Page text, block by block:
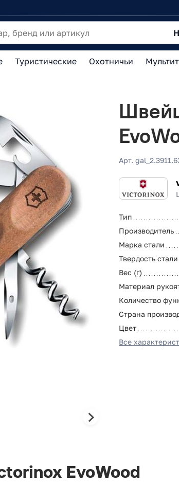
Туристические Охотничьи
Арт.
Тип
Производитель
Марка стали
Твердость стали
Вес (г)
Материал
Количество
Страна
Цвет
Все
EvoWood